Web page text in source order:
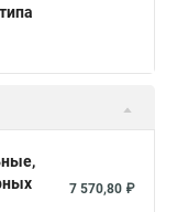
7 570,80 ₽